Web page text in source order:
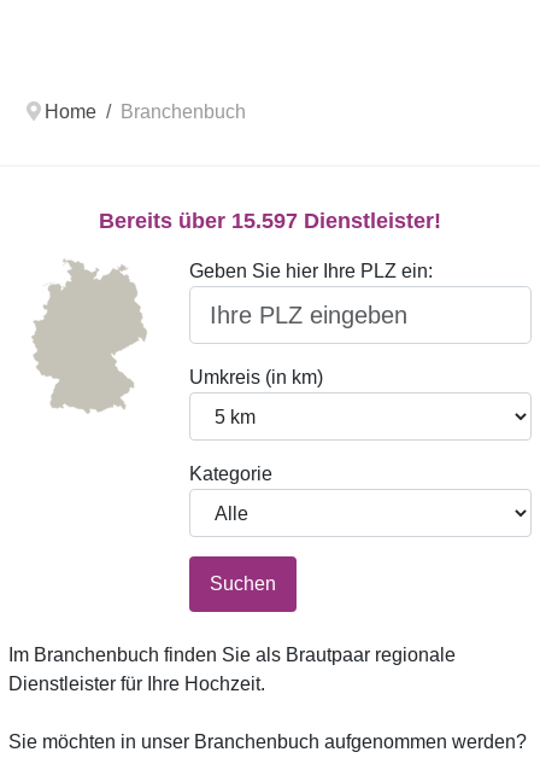
Home Branchenbuch
Bereits über 15.597 Dienstleister!
Geben Sie hier Ihre PLZ ein:
Umkreis (in km)
Kategorie
Suchen
Im Branchenbuch finden Sie als Brautpaar regionale
Dienstleister für Ihre Hochzeit.
Sie möchten in unser Branchenbuch aufgenommen werden?